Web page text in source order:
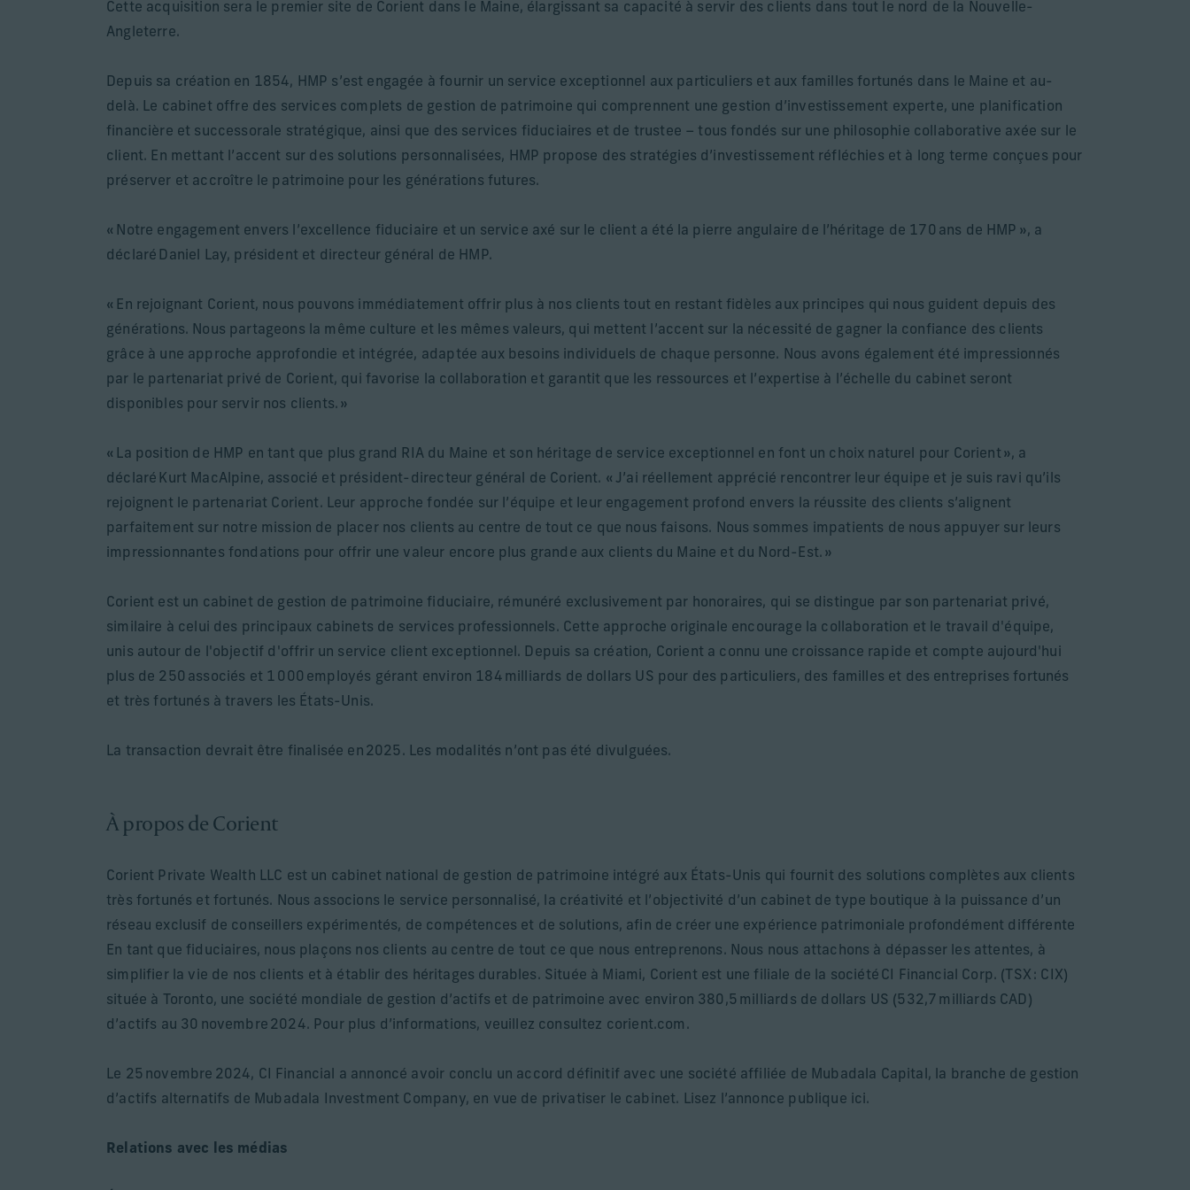
Cette acquisition sera le premier site de Corient dans le Maine, élargissant sa capacité à servir des clients dans tout le nord de la Nouvelle-
Angleterre.
Depuis sa création en 1854, HMP s’est engagée à fournir un service exceptionnel aux particuliers et aux familles fortunés dans le Maine et au-
delà. Le cabinet offre des services complets de gestion de patrimoine qui comprennent une gestion d’investissement experte, une planification
financière et successorale stratégique, ainsi que des services fiduciaires et de trustee – tous fondés sur une philosophie collaborative axée sur le
client. En mettant l’accent sur des solutions personnalisées, HMP propose des stratégies d’investissement réfléchies et à long terme conçues pour
préserver et accroître le patrimoine pour les générations futures.
« Notre engagement envers l’excellence fiduciaire et un service axé sur le client a été la pierre angulaire de l’héritage de 170 ans de HMP », a
déclaré Daniel Lay, président et directeur général de HMP.
« En rejoignant Corient, nous pouvons immédiatement offrir plus à nos clients tout en restant fidèles aux principes qui nous guident depuis des
générations. Nous partageons la même culture et les mêmes valeurs, qui mettent l’accent sur la nécessité de gagner la confiance des clients
grâce à une approche approfondie et intégrée, adaptée aux besoins individuels de chaque personne. Nous avons également été impressionnés
par le partenariat privé de Corient, qui favorise la collaboration et garantit que les ressources et l’expertise à l’échelle du cabinet seront
disponibles pour servir nos clients. »
« La position de HMP en tant que plus grand RIA du Maine et son héritage de service exceptionnel en font un choix naturel pour Corient », a
déclaré Kurt MacAlpine, associé et président-directeur général de Corient. « J’ai réellement apprécié rencontrer leur équipe et je suis ravi qu’ils
rejoignent le partenariat Corient. Leur approche fondée sur l’équipe et leur engagement profond envers la réussite des clients s’alignent
parfaitement sur notre mission de placer nos clients au centre de tout ce que nous faisons. Nous sommes impatients de nous appuyer sur leurs
impressionnantes fondations pour offrir une valeur encore plus grande aux clients du Maine et du Nord-Est. »
Corient est un cabinet de gestion de patrimoine fiduciaire, rémunéré exclusivement par honoraires, qui se distingue par son partenariat privé,
similaire à celui des principaux cabinets de services professionnels. Cette approche originale encourage la collaboration et le travail d'équipe,
unis autour de l'objectif d'offrir un service client exceptionnel. Depuis sa création, Corient a connu une croissance rapide et compte aujourd'hui
plus de 250 associés et 1 000 employés gérant environ 184 milliards de dollars US pour des particuliers, des familles et des entreprises fortunés
et très fortunés à travers les États-Unis.
La transaction devrait être finalisée en 2025. Les modalités n’ont pas été divulguées.
À propos de Corient
Corient Private Wealth LLC est un cabinet national de gestion de patrimoine intégré aux États-Unis qui fournit des solutions complètes aux clients
très fortunés et fortunés. Nous associons le service personnalisé, la créativité et l’objectivité d’un cabinet de type boutique à la puissance d’un
réseau exclusif de conseillers expérimentés, de compétences et de solutions, afin de créer une expérience patrimoniale profondément différente
En tant que fiduciaires, nous plaçons nos clients au centre de tout ce que nous entreprenons. Nous nous attachons à dépasser les attentes, à
simplifier la vie de nos clients et à établir des héritages durables. Située à Miami, Corient est une filiale de la société CI Financial Corp. (TSX : CIX)
située à Toronto, une société mondiale de gestion d’actifs et de patrimoine avec environ 380,5 milliards de dollars US (532,7 milliards CAD)
d’actifs au 30 novembre 2024. Pour plus d’informations, veuillez consultez corient.com.
Le 25 novembre 2024, CI Financial a annoncé avoir conclu un accord définitif avec une société affiliée de Mubadala Capital, la branche de gestion
d’actifs alternatifs de Mubadala Investment Company, en vue de privatiser le cabinet. Lisez l’annonce publique ici.
Relations avec les médias